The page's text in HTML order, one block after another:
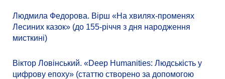
Людмила Федорова. Вірш «На хвилях-променях
Лесиних казок» (до 155-річчя з дня народження
мисткині)
Віктор Ловінський. «Deep Humanities: Людськість у
цифрову епоху» (статтю створено за допомогою